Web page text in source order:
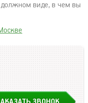
виде, в чем вы